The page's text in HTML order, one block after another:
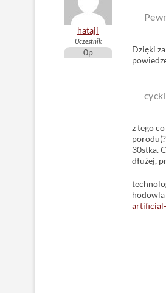
hataji
Uczestnik
0p
Dzięki
z tego
30stka.
dłużej,
hodowla